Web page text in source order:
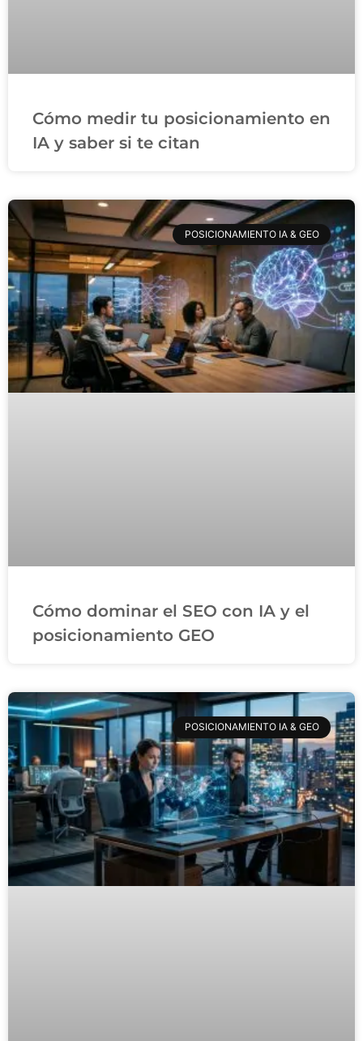
Cómo medir tu posicionamiento en
IA y saber si te citan
POSICIONAMIENTO IA & GEO
Cómo dominar el SEO con IA y el
posicionamiento GEO
POSICIONAMIENTO IA & GEO